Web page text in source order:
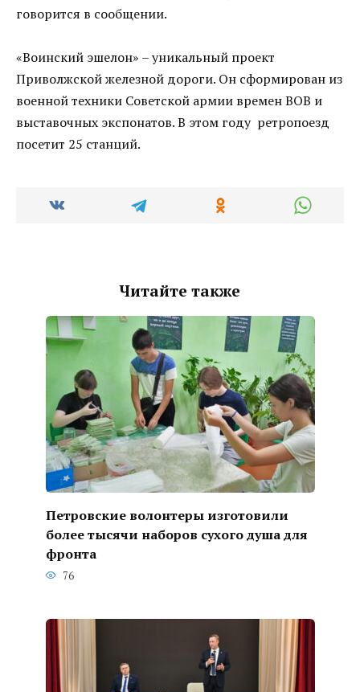
говорится в сообщении.
«Воинский эшелон» – уникальный проект
Приволжской железной дороги. Он сформирован из
военной техники Советской армии времен ВОВ и
выставочных экспонатов. В этом году ретропоезд
посетит 25 станций.
Читайте также
Петровские волонтеры изготовили
более тысячи наборов сухого душа для
фронта
76